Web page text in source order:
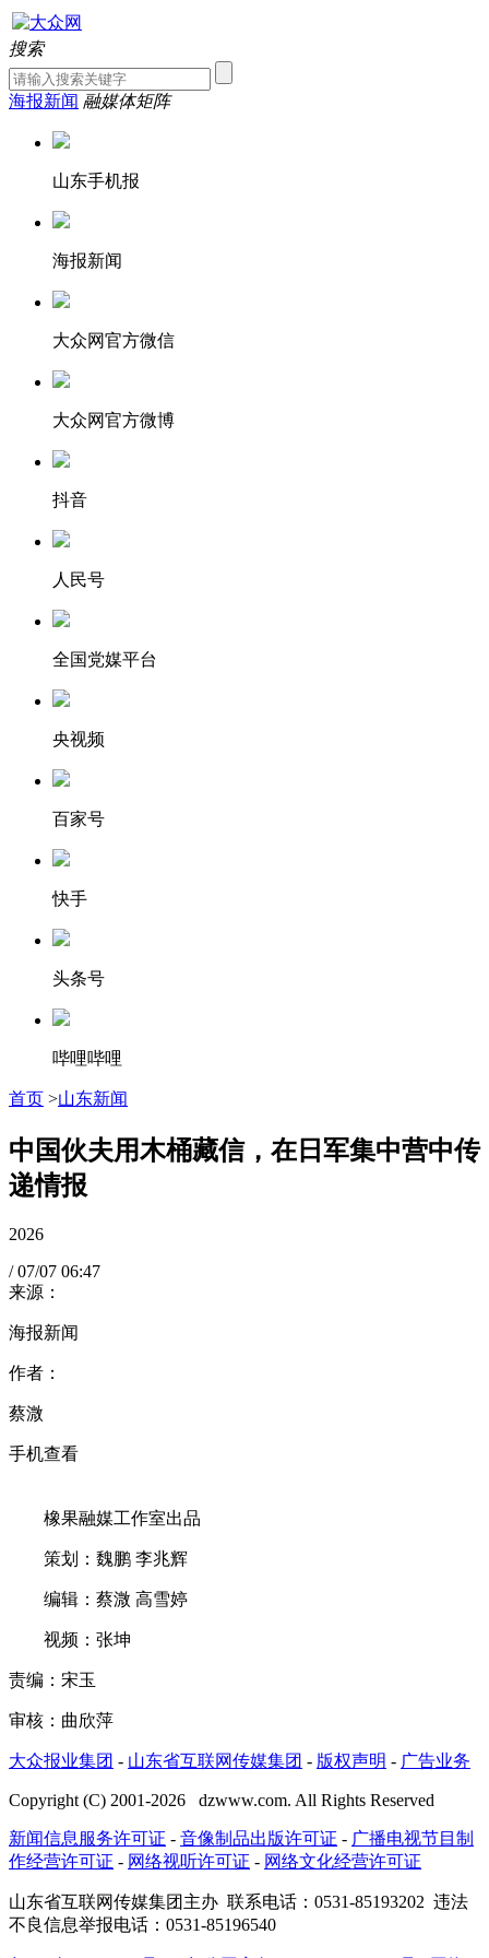
搜索
海报新闻 融媒体矩阵
山东手机报
海报新闻
大众网官方微信
大众网官方微博
抖音
人民号
全国党媒平台
央视频
百家号
快手
头条号
哔哩哔哩
首页 >山东新闻
中国伙夫用木桶藏信，在日军集中营中传
递情报
2026
/ 07/07 06:47
来源：
海报新闻
作者：
蔡溦
手机查看
橡果融媒工作室出品
策划：魏鹏 李兆辉
编辑：蔡溦 高雪婷
视频：张坤
责编：宋玉
审核：曲欣萍
大众报业集团 - 山东省互联网传媒集团 - 版权声明 - 广告业务
Copyright (C) 2001-2026 dzwww.com. All Rights Reserved
新闻信息服务许可证 - 音像制品出版许可证 - 广播电视节目制
作经营许可证 - 网络视听许可证 - 网络文化经营许可证
山东省互联网传媒集团主办 联系电话：0531-85193202 违法
不良信息举报电话：0531-85196540